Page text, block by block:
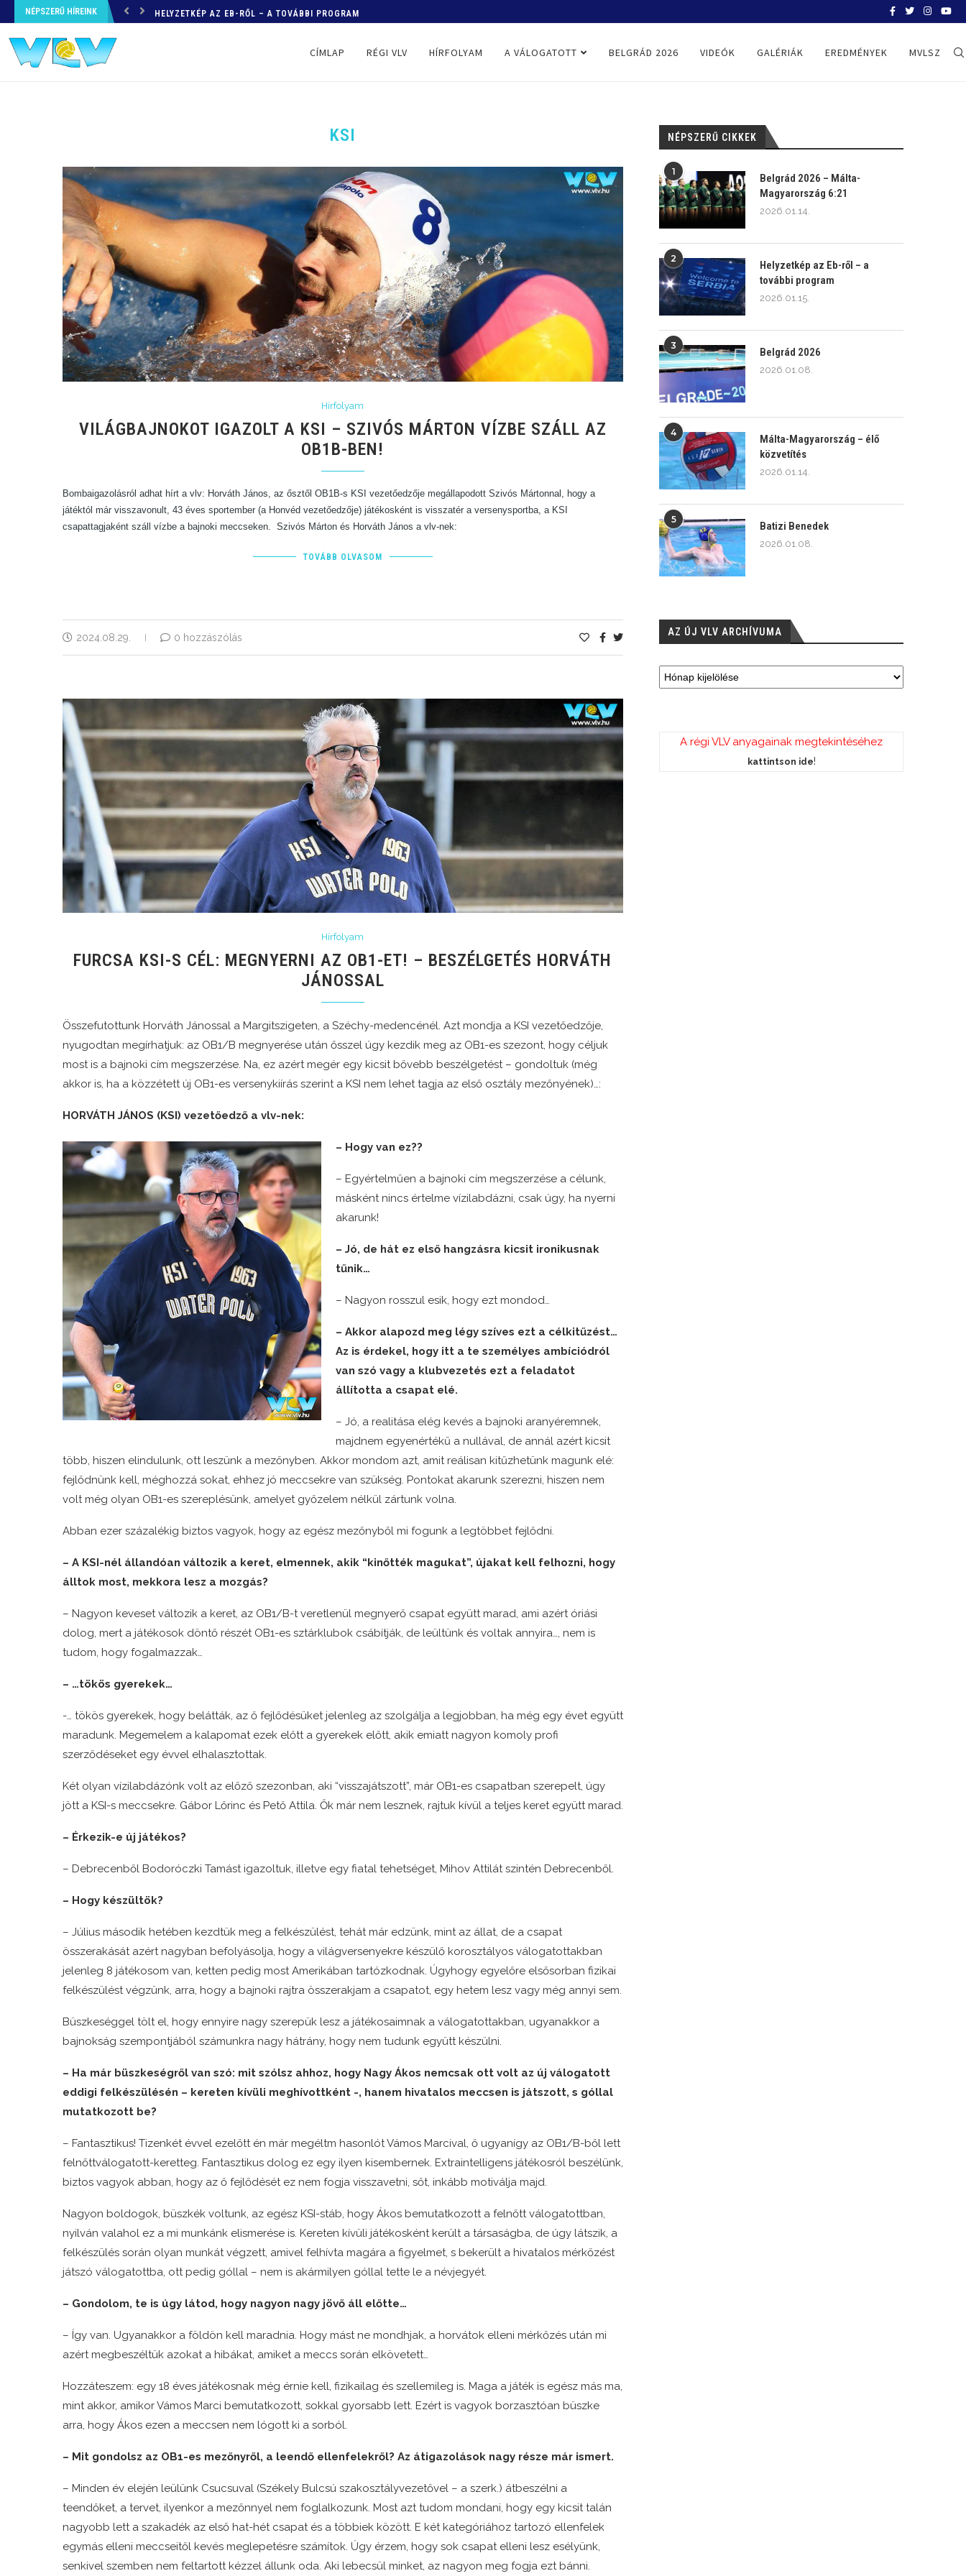
NÉPSZERŰ HÍREINK HELYZETKÉP AZ EB-RŐL – A TOVÁBBI PROGRAM
CÍMLAP RÉGI VLV HÍRFOLYAM A VÁLOGATOTT BELGRÁD 2026 VIDEÓK GALÉRIÁK EREDMÉNYEK MVLSZ
KSI
Hírfolyam
VILÁGBAJNOKOT IGAZOLT A KSI – SZIVÓS MÁRTON VÍZBE SZÁLL AZ
OB1B-BEN!
Bombaigazolásról adhat hírt a vlv: Horváth János, az ősztől OB1B-s KSI vezetőedzője megállapodott Szivós Mártonnal, hogy a
játéktól már visszavonult, 43 éves sportember (a Honvéd vezetőedzője) játékosként is visszatér a versenysportba, a KSI
csapattagjaként száll vízbe a bajnoki meccseken. Szivós Márton és Horváth János a vlv-nek:
TOVÁBB OLVASOM
2024.08.29. 0 hozzászólás
Hírfolyam
FURCSA KSI-S CÉL: MEGNYERNI AZ OB1-ET! – BESZÉLGETÉS HORVÁTH
JÁNOSSAL
Összefutottunk Horváth Jánossal a Margitszigeten, a Széchy-medencénél. Azt mondja a KSI vezetőedzője,
nyugodtan megírhatjuk: az OB1/B megnyerése után ősszel úgy kezdik meg az OB1-es szezont, hogy céljuk
most is a bajnoki cím megszerzése. Na, ez azért megér egy kicsit bővebb beszélgetést – gondoltuk (még
akkor is, ha a közzétett új OB1-es versenykiírás szerint a KSI nem lehet tagja az első osztály mezőnyének)…:
HORVÁTH JÁNOS (KSI) vezetőedző a vlv-nek:
– Hogy van ez??
– Egyértelműen a bajnoki cím megszerzése a célunk,
másként nincs értelme vízilabdázni, csak úgy, ha nyerni
akarunk!
– Jó, de hát ez első hangzásra kicsit ironikusnak
tűnik…
– Nagyon rosszul esik, hogy ezt mondod…
– Akkor alapozd meg légy szíves ezt a célkitűzést…
Az is érdekel, hogy itt a te személyes ambíciódról
van szó vagy a klubvezetés ezt a feladatot
állította a csapat elé.
– Jó, a realitása elég kevés a bajnoki aranyéremnek,
majdnem egyenértékű a nullával, de annál azért kicsit
több, hiszen elindulunk, ott leszünk a mezőnyben. Akkor mondom azt, amit reálisan kitűzhetünk magunk elé:
fejlődnünk kell, méghozzá sokat, ehhez jó meccsekre van szükség. Pontokat akarunk szerezni, hiszen nem
volt még olyan OB1-es szereplésünk, amelyet győzelem nélkül zártunk volna.
Abban ezer százalékig biztos vagyok, hogy az egész mezőnyből mi fogunk a legtöbbet fejlődni.
– A KSI-nél állandóan változik a keret, elmennek, akik “kinőtték magukat”, újakat kell felhozni, hogy
álltok most, mekkora lesz a mozgás?
– Nagyon keveset változik a keret, az OB1/B-t veretlenül megnyerő csapat együtt marad, ami azért óriási
dolog, mert a játékosok döntő részét OB1-es sztárklubok csábítják, de leültünk és voltak annyira…, nem is
tudom, hogy fogalmazzak…
– …tökös gyerekek…
-… tökös gyerekek, hogy belátták, az ő fejlődésüket jelenleg az szolgálja a legjobban, ha még egy évet együtt
maradunk. Megemelem a kalapomat ezek előtt a gyerekek előtt, akik emiatt nagyon komoly profi
szerződéseket egy évvel elhalasztottak.
Két olyan vízilabdázónk volt az előző szezonban, aki “visszajátszott”, már OB1-es csapatban szerepelt, úgy
jött a KSI-s meccsekre. Gábor Lőrinc és Pető Attila. Ők már nem lesznek, rajtuk kívül a teljes keret együtt marad.
– Érkezik-e új játékos?
– Debrecenből Bodoróczki Tamást igazoltuk, illetve egy fiatal tehetséget, Mihov Attilát szintén Debrecenből.
– Hogy készültök?
– Július második hetében kezdtük meg a felkészülést, tehát már edzünk, mint az állat, de a csapat
összerakását azért nagyban befolyásolja, hogy a világversenyekre készülő korosztályos válogatottakban
jelenleg 8 játékosom van, ketten pedig most Amerikában tartózkodnak. Úgyhogy egyelőre elsősorban fizikai
felkészülést végzünk, arra, hogy a bajnoki rajtra összerakjam a csapatot, egy hetem lesz vagy még annyi sem.
Büszkeséggel tölt el, hogy ennyire nagy szerepük lesz a játékosaimnak a válogatottakban, ugyanakkor a
bajnokság szempontjából számunkra nagy hátrány, hogy nem tudunk együtt készülni.
– Ha már büszkeségről van szó: mit szólsz ahhoz, hogy Nagy Ákos nemcsak ott volt az új válogatott
eddigi felkészülésén – kereten kívüli meghívottként -, hanem hivatalos meccsen is játszott, s góllal
mutatkozott be?
– Fantasztikus! Tizenkét évvel ezelőtt én már megéltm hasonlót Vámos Marcival, ő ugyanígy az OB1/B-ből lett
felnőttválogatott-keretteg. Fantasztikus dolog ez egy ilyen kisembernek. Extraintelligens játékosról beszélünk,
biztos vagyok abban, hogy az ő fejlődését ez nem fogja visszavetni, sőt, inkább motiválja majd.
Nagyon boldogok, büszkék voltunk, az egész KSI-stáb, hogy Ákos bemutatkozott a felnőtt válogatottban,
nyilván valahol ez a mi munkánk elismerése is. Kereten kívüli játékosként került a társaságba, de úgy látszik, a
felkészülés során olyan munkát végzett, amivel felhívta magára a figyelmet, s bekerült a hivatalos mérkőzést
játszó válogatottba, ott pedig góllal – nem is akármilyen góllal tette le a névjegyét.
– Gondolom, te is úgy látod, hogy nagyon nagy jövő áll előtte…
– Így van. Ugyanakkor a földön kell maradnia. Hogy mást ne mondhjak, a horvátok elleni mérkőzés után mi
azért megbeszéltük azokat a hibákat, amiket a meccs során elkövetett…
Hozzáteszem: egy 18 éves játékosnak még érnie kell, fizikailag és szellemileg is. Maga a játék is egész más ma,
mint akkor, amikor Vámos Marci bemutatkozott, sokkal gyorsabb lett. Ezért is vagyok borzasztóan büszke
arra, hogy Ákos ezen a meccsen nem lógott ki a sorból.
– Mit gondolsz az OB1-es mezőnyről, a leendő ellenfelekről? Az átigazolások nagy része már ismert.
– Minden év elején leülünk Csucsuval (Székely Bulcsú szakosztályvezetővel – a szerk.) átbeszélni a
teendőket, a tervet, ilyenkor a mezőnnyel nem foglalkozunk. Most azt tudom mondani, hogy egy kicsit talán
nagyobb lett a szakadék az első hat-hét csapat és a többiek között. E két kategóriához tartozó ellenfelek
egymás elleni meccseitől kevés meglepetésre számítok. Úgy érzem, hogy sok csapat elleni lesz esélyünk,
senkivel szemben nem feltartott kézzel állunk oda. Aki lebecsül minket, az nagyon meg fogja ezt bánni.
NÉPSZERŰ CIKKEK
1
Belgrád 2026 – Málta-
Magyarország 6:21
2026.01.14.
2
Helyzetkép az Eb-ről – a
további program
2026.01.15.
3
Belgrád 2026
2026.01.08.
4
Málta-Magyarország – élő
közvetítés
2026.01.14.
5
Batizi Benedek
2026.01.08.
AZ ÚJ VLV ARCHÍVUMA
A régi VLV anyagainak megtekintéséhez
kattintson ide!